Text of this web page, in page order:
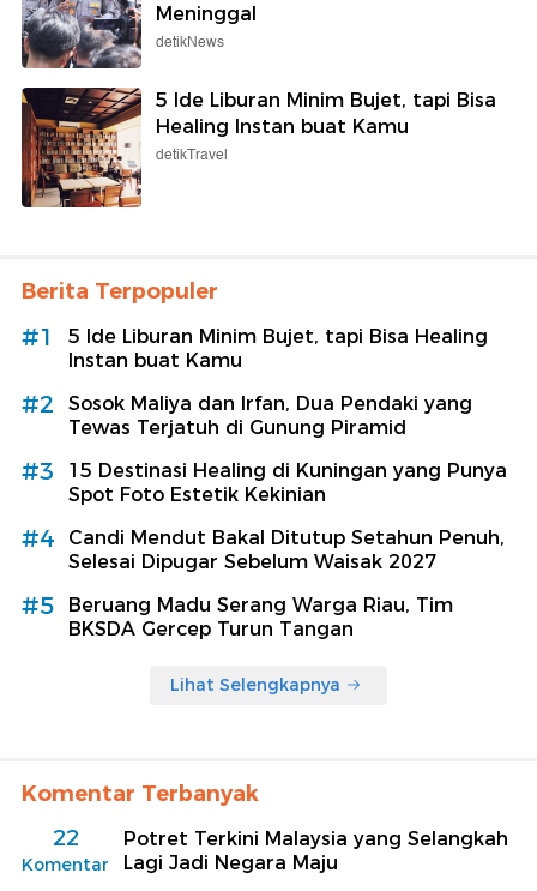
Meninggal
detikNews
5 Ide Liburan Minim Bujet, tapi Bisa
Healing Instan buat Kamu
detikTravel
Berita Terpopuler
#1
5 Ide Liburan Minim Bujet, tapi Bisa Healing
Instan buat Kamu
#2
Sosok Maliya dan Irfan, Dua Pendaki yang
Tewas Terjatuh di Gunung Piramid
#3
15 Destinasi Healing di Kuningan yang Punya
Spot Foto Estetik Kekinian
#4
Candi Mendut Bakal Ditutup Setahun Penuh,
Selesai Dipugar Sebelum Waisak 2027
#5
Beruang Madu Serang Warga Riau, Tim
BKSDA Gercep Turun Tangan
Lihat Selengkapnya
Komentar Terbanyak
22
Komentar
Potret Terkini Malaysia yang Selangkah
Lagi Jadi Negara Maju